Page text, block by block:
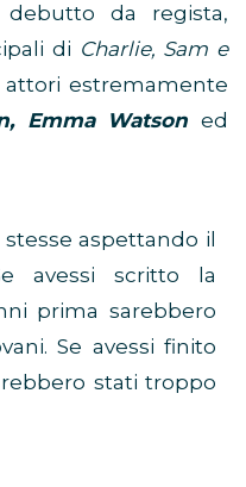
da regista,
di Charlie, Sam e
estremamente
Emma Watson ed
aspettando il
avessi scritto la
prima sarebbero
Se avessi finito
stati troppo